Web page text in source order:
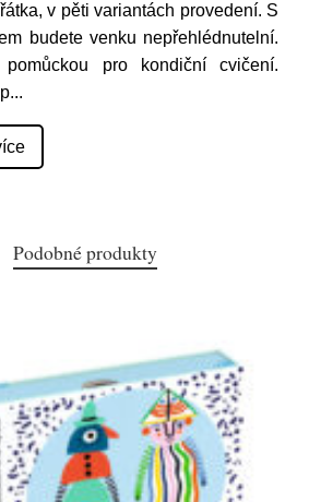
v pěti variantách provedení. S
budete venku nepřehlédnutelní.
pro kondiční cvičení.
...
Podobné produkty